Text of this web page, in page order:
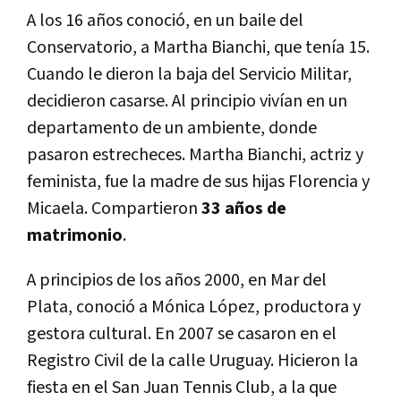
A los 16 años conoció, en un baile del
Conservatorio, a Martha Bianchi, que tenía 15.
Cuando le dieron la baja del Servicio Militar,
decidieron casarse. Al principio vivían en un
departamento de un ambiente, donde
pasaron estrecheces. Martha Bianchi, actriz y
feminista, fue la madre de sus hijas Florencia y
Micaela. Compartieron33 años de
matrimonio.
A principios de los años 2000, en Mar del
Plata, conoció a Mónica López, productora y
gestora cultural. En 2007 se casaron en el
Registro Civil de la calle Uruguay. Hicieron la
fiesta en el San Juan Tennis Club, a la que